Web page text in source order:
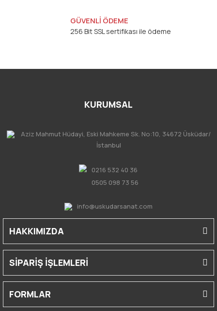
GÜVENLİ ÖDEME
256 Bit SSL sertifikası ile ödeme
KURUMSAL
Aziz Mahmut Hüdayi, Eski Mahkeme Sk. No:10, 34672 Üsküdar/
İstanbul
0216 532 40 36
0505 098 73 56
info@uskudarsanat.com
HAKKIMIZDA
SİPARİŞ İŞLEMLERİ
FORMLAR